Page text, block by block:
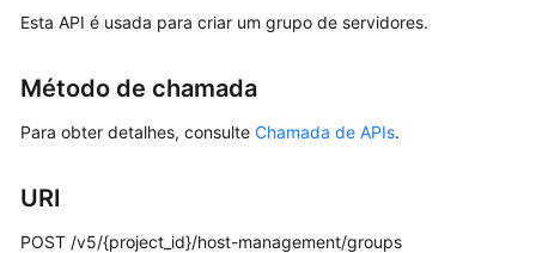
Guia
usuário
Referência
Antes
Esta API é usada para criar um grupo de servidores.
Método de chamada
Para obter detalhes, consulte Chamada de APIs.
URI
POST /v5/{project_id}/host-management/groups